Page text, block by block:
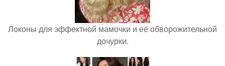
Локоны для эффектной мамочки и её обворожительной
дочурки.